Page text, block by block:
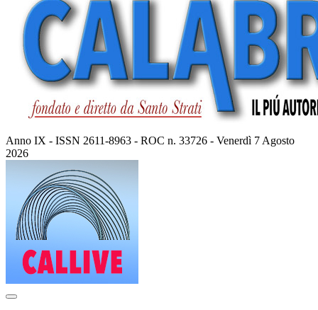
Anno IX - ISSN 2611-8963 - ROC n. 33726 - Venerdì 7 Agosto
2026